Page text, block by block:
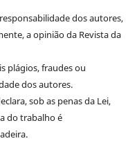
dos autores,
a opinião da Revista da
plágios, fraudes ou
dos autores.
sob as penas da Lei,
do trabalho é